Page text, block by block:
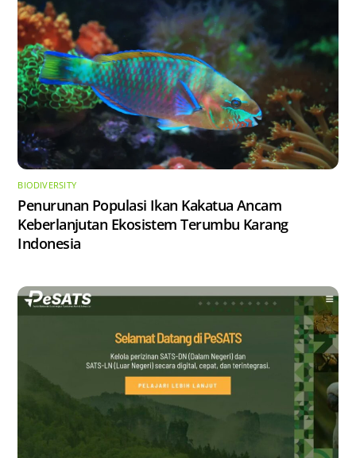
BIODIVERSITY
Penurunan Populasi Ikan Kakatua Ancam
Keberlanjutan Ekosistem Terumbu Karang
Indonesia